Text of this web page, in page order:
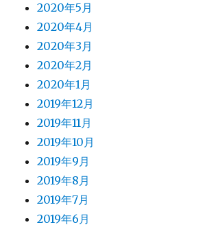
2020年5月
2020年4月
2020年3月
2020年2月
2020年1月
2019年12月
2019年11月
2019年10月
2019年9月
2019年8月
2019年7月
2019年6月